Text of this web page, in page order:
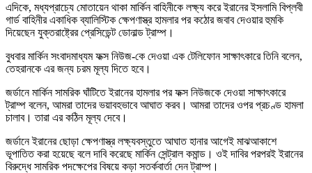
এদিকে, মধ্যপ্রাচ্যে মোতায়েন থাকা মার্কিন বাহিনীকে লক্ষ্য করে ইরানের ইসলামি বিপ্লবী
গার্ড বাহিনীর একাধিক ব্যালিস্টিক ক্ষেপণাস্ত্র হামলার পর কঠোর জবাব দেওয়ার হুমকি
দিয়েছেন যুক্তরাষ্ট্রের প্রেসিডেন্ট ডোনাল্ড ট্রাম্প।
বুধবার মার্কিন সংবাদমাধ্যম ফক্স নিউজ-কে দেওয়া এক টেলিফোন সাক্ষাৎকারে তিনি বলেন,
তেহরানকে এর জন্য চরম মূল্য দিতে হবে।
জর্ডানে মার্কিন সামরিক ঘাঁটিতে ইরানের হামলার পর ফক্স নিউজকে দেওয়া সাক্ষাৎকারে
ট্রাম্প বলেন, আমরা তাদের ভয়াবহভাবে আঘাত করব। আমরা তাদের ওপর প্রচণ্ড হামলা
চালাব। তারা এর কঠিন মূল্য দেবে।
জর্ডানে ইরানের ছোড়া ক্ষেপণাস্ত্র লক্ষ্যবস্তুতে আঘাত হানার আগেই মাঝআকাশে
ভূপাতিত করা হয়েছে বলে দাবি করেছে মার্কিন সেন্ট্রাল কমান্ড। ওই দাবির পরপরই ইরানের
বিরুদ্ধে সামরিক পদক্ষেপের বিষয়ে কড়া সতর্কবার্তা দেন ট্রাম্প।